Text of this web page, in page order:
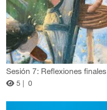
Sesión 7: Reflexiones finales
5 | 0